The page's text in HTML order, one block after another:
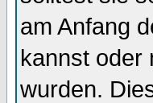
am Anfang
kannst oder
wurden.